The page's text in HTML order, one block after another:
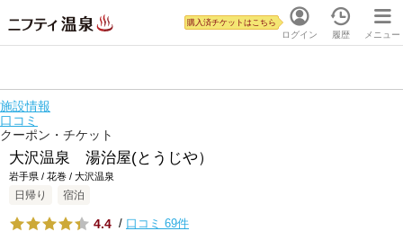
ログイン
購入済チケットはこちら
履歴 メニュー
施設情報
口コミ
クーポン・チケット
大沢温泉 湯治屋(とうじや）
岩手県 / 花巻 / 大沢温泉
日帰り 宿泊
4.4 / 口コミ 69件